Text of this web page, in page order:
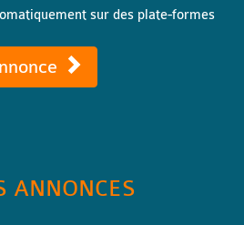
sur des plate-formes
ANNONCES